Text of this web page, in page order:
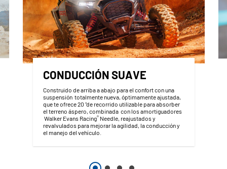
CONDUCCIÓN SUAVE
Construido de arriba a abajo para el confort con una
suspensión totalmente nueva, óptimamente ajustada,
que te ofrece 20 "de recorrido utilizable para absorber
el terreno áspero, combinada con los amortiguadores
Walker Evans Racing®Needle, reajustados y
revalvulados para mejorar la agilidad, la conducción y
el manejo del vehículo.